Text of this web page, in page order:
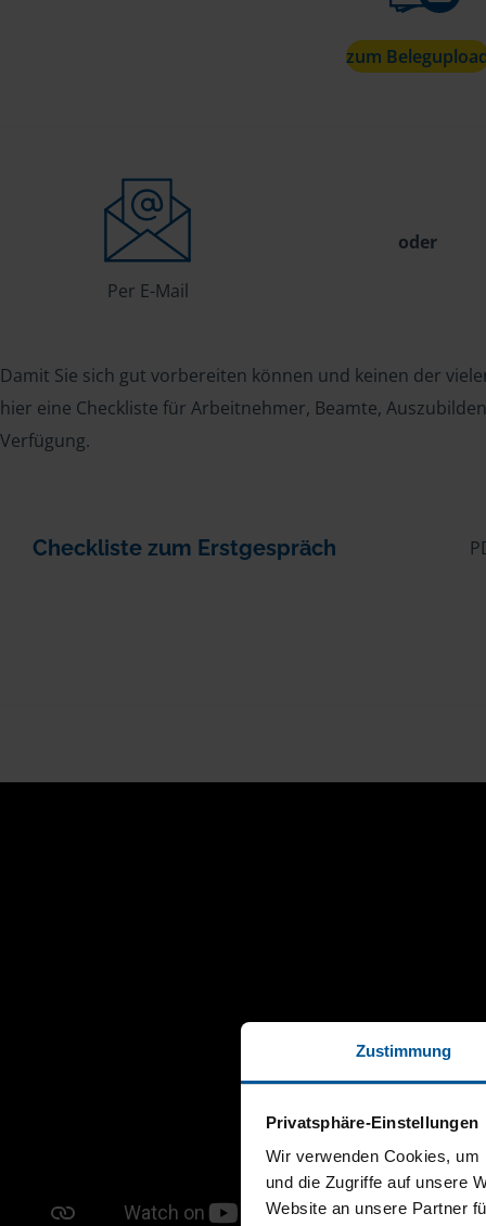
Zustimmung
Privatsphäre-Einstellungen
Wir verwenden Cookies,
und die Zugriffe auf unsere
Website an unsere Partner
zum
Per E-Mail
oder
Damit Sie sich gut vorbereiten können und keinen der
hier eine Checkliste für Arbeitnehmer, Beamte,
Verfügung.
Checkliste zum Erstgespräch